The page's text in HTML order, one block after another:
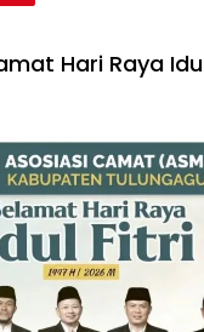
Hari Raya